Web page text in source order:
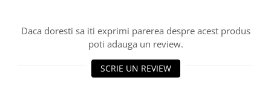
Daca doresti sa iti exprimi parerea despre acest produs
poti adauga un review.
SCRIE UN REVIEW